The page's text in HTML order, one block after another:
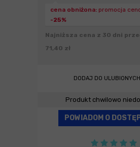
cena obniżona: promocja
-25%
Najniższa cena z 30 dni
71,40 zł
DODAJ DO ULUBIONYCH
Produkt chwilowo
POWIADOM O